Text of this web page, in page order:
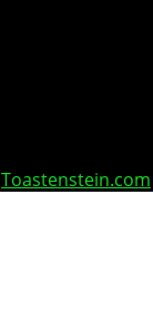
Toastenstein.com